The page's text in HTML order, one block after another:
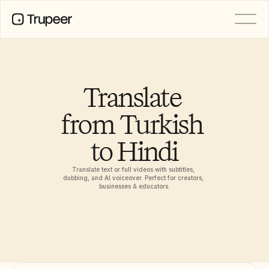
Translate
from Turkish
to Hindi
Translate text or full videos with subtitles,
dubbing, and AI voiceover. Perfect for creators,
businesses & educators.